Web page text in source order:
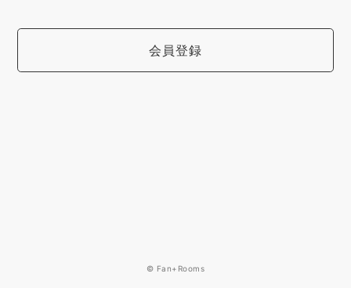
会員登録
© Fan+Rooms